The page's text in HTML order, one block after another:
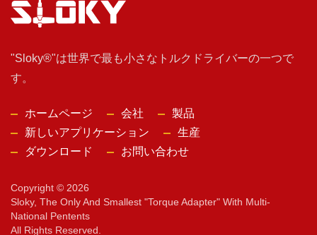
"Sloky®"は世界で最も小さなトルクドライバーの一つで
す。
ホームページ 会社
製品
新しいアプリケーション
生産
ダウンロード
お問い合わせ
Copyright © 2026
Sloky, The Only And Smallest "torque Adapter" With Multi-
National Pentents
All Rights Reserved.